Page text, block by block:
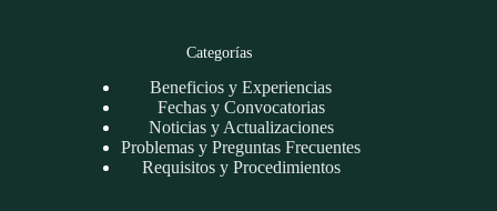
Categorías
Beneficios y Experiencias
Fechas y Convocatorias
Noticias y Actualizaciones
Problemas y Preguntas Frecuentes
Requisitos y Procedimientos